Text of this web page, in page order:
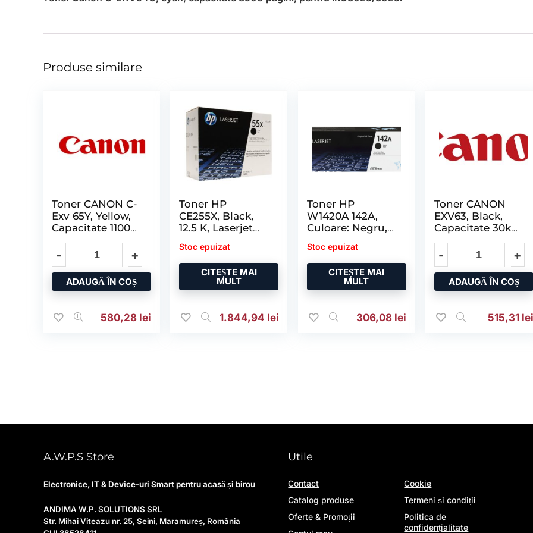
Produse similare
Toner CANON C-
Exv 65Y, Yellow,
Capacitate 11000
Pagini, pentru Ir
ADAUGĂ ÎN COȘ
580,28 lei
Toner HP
CE255X, Black,
12.5 K, Laserjet
M525DN, Laserjet
Stoc epuizat
CITEȘTE MAI
MULT
1.844,94 lei
Toner HP
W1420A 142A,
Culoare: Negru,
Pagini,
Compatibilitate
Stoc epuizat
CITEȘTE MAI
MULT
306,08 lei
Toner CANON
EXV63, Black,
Capacitate 30k
Pagini, pentru
IR2725/2730/2745
.
ADAUGĂ ÎN COȘ
515,31 lei
A.W.P.S Store
Electronice, IT & Device-uri Smart pentru acasă și birou
ANDIMA W.P. SOLUTIONS SRL
Str. Mihai Viteazu nr. 25, Seini, Maramureș, România
Utile
Contact
Catalog produse
Oferte & Promoții
Cookie
Termeni și condiții
Politica de
confidențialitate